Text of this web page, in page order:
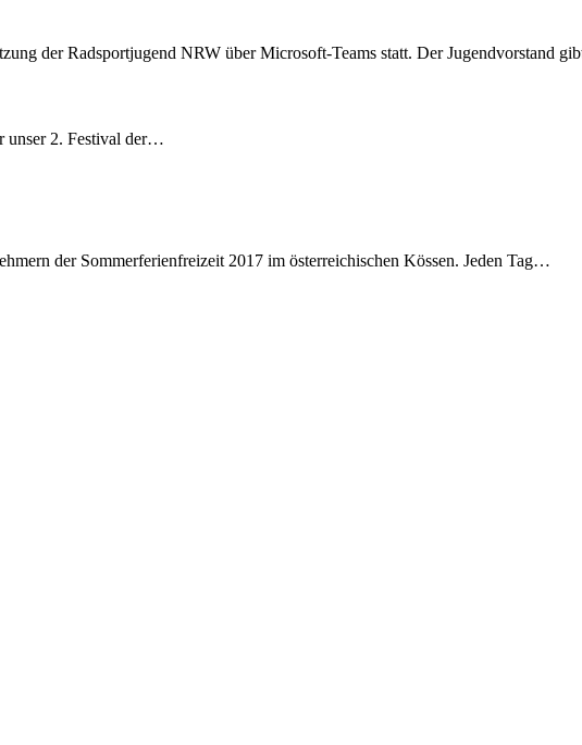
der Radsportjugend NRW über Microsoft-Teams statt. Der Jugendvorstand
unser 2. Festival der…
der Sommerferienfreizeit 2017 im österreichischen Kössen. Jeden Tag…